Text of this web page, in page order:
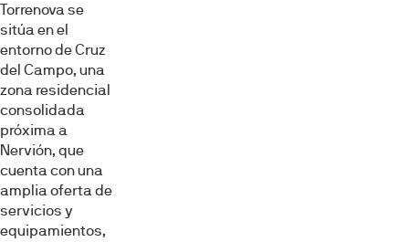
Torrenova se
sitúa en el
entorno de Cruz
del Campo, una
zona residencial
consolidada
próxima a
Nervión, que
cuenta con una
amplia oferta de
servicios y
equipamientos,